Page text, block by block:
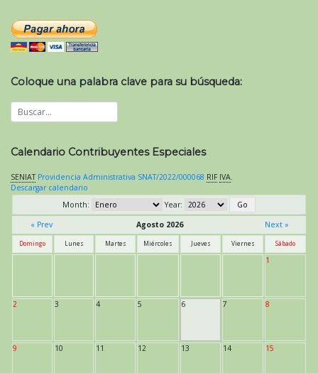
Coloque una palabra clave para su búsqueda:
Calendario Contribuyentes Especiales
SENIAT Providencia Administrativa SNAT/2022/000068 RIF IVA.
Descargar calendario
Month:
Year:
« Prev
Agosto 2026 Next »
Domingo Lunes Martes Miércoles Jueves Viernes Sábado
1
2 3 4 5 6 7 8
9 10 11 12 13 14 15